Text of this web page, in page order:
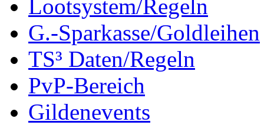
Lootsystem/Regeln
G.-Sparkasse/Goldleihen
TS³ Daten/Regeln
PvP-Bereich
Gildenevents